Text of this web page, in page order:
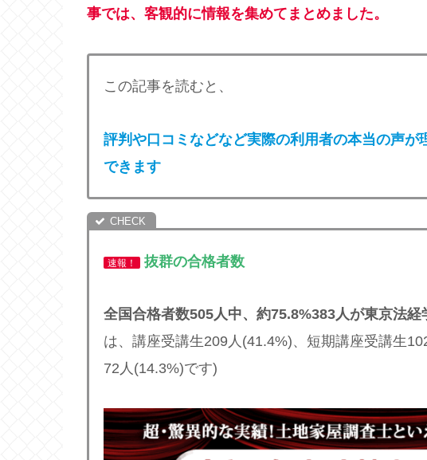
事では、客観的に情報を集めてまとめました。
この記事を読むと、
評判や口コミなどなど実際の利用者の本当の声
できます
速報！ 抜群の合格者数
全国合格者数505人中、約75.8%383人が東京法経
は、講座受講生209人(41.4%)、短期講座受講生
72人(14.3%)です)